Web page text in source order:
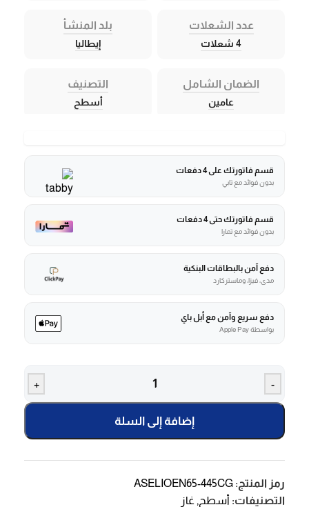
عدد الشعلات
4 شعلات
بلد المنشأ
إيطاليا
الضمان الشامل
عامين
التصنيف
أسطح
قسم فاتورتك على 4 دفعات
بدون فوائد مع تابي
قسم فاتورتك حتى 4 دفعات
بدون فوائد مع تمارا
دفع آمن بالبطاقات البنكية
مدى، فيزا، وماستركارد
دفع سريع وآمن مع أبل باي
بواسطة Apple Pay
-
+
إضافة إلى السلة
رمز المنتج: ASELIOEN65-445CG
التصنيفات: أسطح , غاز